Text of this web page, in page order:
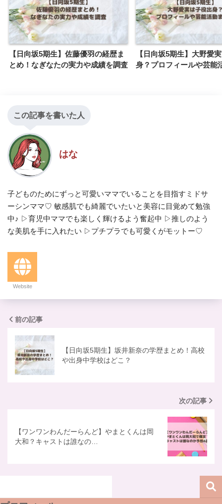
【日向坂5期生】佐藤優羽の経歴ま
とめ！なぎなたの実力や成績を調査
【日向坂5期生】大野愛
身？プロフィールや芸能
この記事を書いた人
はな
子どものためにずっと可愛いママでいることを目指すミドサ
ーシンママ♡ 敏感肌でも綺麗でいたいと美容に目覚めて勉強
中♪ ▷育児中ママでも楽しく輝けるよう奮起中 ▷推しのよう
な美肌を手に入れたい ▷プチプラでも可愛くがモットー♡
Website
前の記事
【日向坂5期生】坂井新奈の学歴まとめ！高校
や出身中学校はどこ？
次の記事
【ワンワンわんだーらんど】やまとくんは岡
大和？キャストは誰なの…